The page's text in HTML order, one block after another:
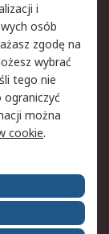
witryny
i
osób
zgodę na
wybrać
tego nie
można
cookie.